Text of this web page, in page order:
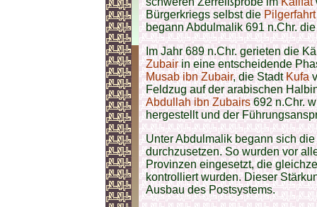
Bürgerkriegs selbst die
begann Abdulmalik 691 n.Chr.
Im Jahr 689 n.Chr. gerieten die
Zubairin eine entscheidende
Musab ibn Zubair, die StadtKufa
Feldzug auf der arabischen
Abdullah ibn Zubairs692 n.Chr.
hergestellt und der
Unter Abdulmalik begann sich
durchzusetzen. So wurden vor
Provinzen eingesetzt, die
kontrolliert wurden. Dieser
Ausbau des Postsystems.